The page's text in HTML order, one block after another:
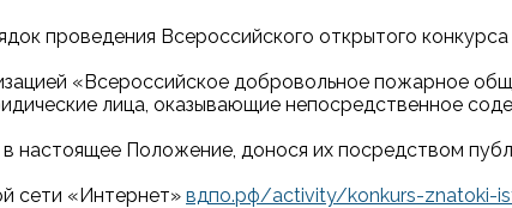
проведения Всероссийского открытого
«Всероссийское добровольное пожарное
лица, оказывающие непосредственное
настоящее Положение, донося их посредством
сети «Интернет» вдпо.рф/activity/konkurs-znatoki-